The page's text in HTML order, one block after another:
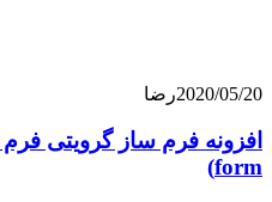
رضا